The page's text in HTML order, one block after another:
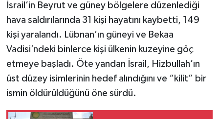
İsrail’in Beyrut ve güney bölgelere düzenlediği
hava saldırılarında 31 kişi hayatını kaybetti, 149
kişi yaralandı. Lübnan’ın güneyi ve Bekaa
Vadisi’ndeki binlerce kişi ülkenin kuzeyine göç
etmeye başladı. Öte yandan İsrail, Hizbullah’ın
üst düzey isimlerinin hedef alındığını ve “kilit” bir
ismin öldürüldüğünü öne sürdü.